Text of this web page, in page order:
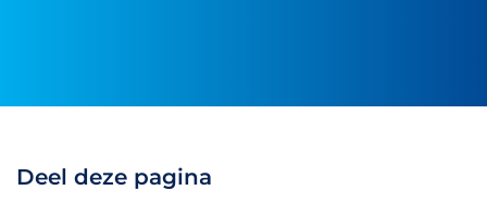
Deel deze pagina